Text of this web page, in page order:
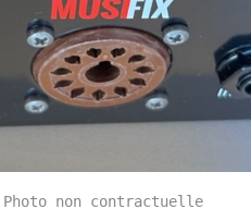
Photo non contractuelle